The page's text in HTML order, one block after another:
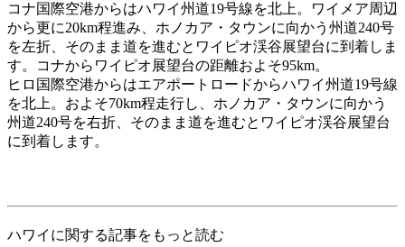
コナ国際空港からはハワイ州道19号線を北上。ワイメア周辺
から更に20km程進み、ホノカア・タウンに向かう州道240号
を左折、そのまま道を進むとワイピオ渓谷展望台に到着しま
す。コナからワイピオ展望台の距離およそ95km。
ヒロ国際空港からはエアポートロードからハワイ州道19号線
を北上。およそ70km程走行し、ホノカア・タウンに向かう
州道240号を右折、そのまま道を進むとワイピオ渓谷展望台
に到着します。
ハワイに関する記事をもっと読む